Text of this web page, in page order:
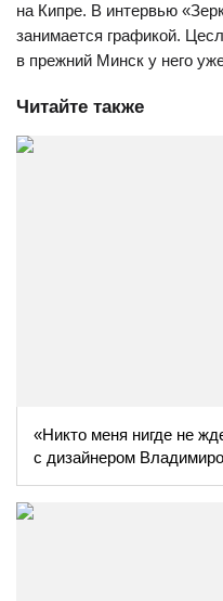
на Кипре. В интервью
занимается графикой.
в прежний Минск у него
Читайте также
«Никто меня нигде не
с дизайнером